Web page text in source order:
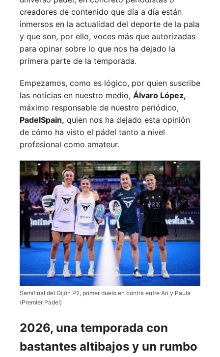
creadores de contenido que día a día están
inmersos en la actualidad del deporte de la pala
y que son, por ello, voces más que autorizadas
para opinar sobre lo que nos ha dejado la
primera parte de la temporada.
Empezamos, como es lógico, por quien suscribe
las noticias en nuestro medio, Álvaro López,
máximo responsable de nuestro periódico,
PadelSpain, quien nos ha dejado esta opinión
de cómo ha visto el pádel tanto a nivel
profesional como amateur.
Semifinal del Gijón P2, primer duelo en contra entre Ari y Paula
(Premier Padel)
2026, una temporada con
bastantes altibajos y un rumbo